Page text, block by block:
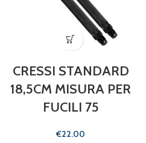
CRESSI STANDARD
18,5CM MISURA PER
FUCILI 75
€